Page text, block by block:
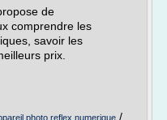
de
comprendre les
savoir les
prix.
photo reflex numerique /